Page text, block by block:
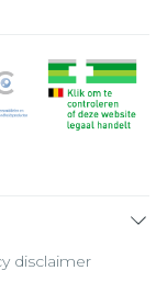
disclaimer